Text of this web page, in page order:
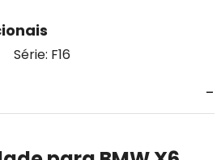
Série: F16